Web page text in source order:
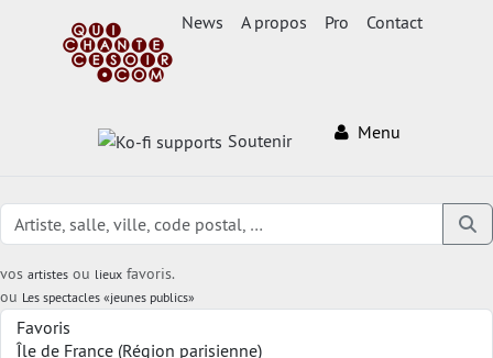
News A propos Pro Contact
Soutenir Menu
vos artistes ou lieux favoris.
ou Les spectacles «jeunes publics»